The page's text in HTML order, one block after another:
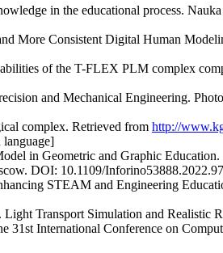
in the educational process.
More Consistent Digital Human
of the T-FLEX PLM complex
and Mechanical Engineering.
complex. Retrieved from http://
language]
in Geometric and Graphic
DOI: 10.1109/
STEAM and Engineering
Transport Simulation and Realistic
31st International Conference on